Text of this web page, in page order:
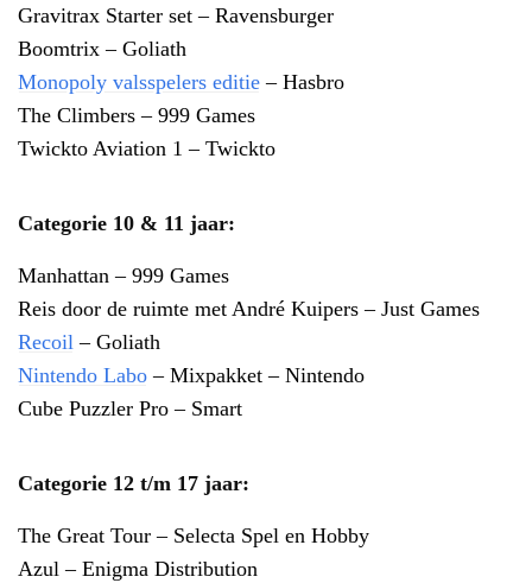
Gravitrax Starter set – Ravensburger
Boomtrix – Goliath
Monopoly valsspelers editie – Hasbro
The Climbers – 999 Games
Twickto Aviation 1 – Twickto
Categorie 10 & 11 jaar:
Manhattan – 999 Games
Reis door de ruimte met André Kuipers – Just Games
Recoil – Goliath
Nintendo Labo – Mixpakket – Nintendo
Cube Puzzler Pro – Smart
Categorie 12 t/m 17 jaar:
The Great Tour – Selecta Spel en Hobby
Azul – Enigma Distribution